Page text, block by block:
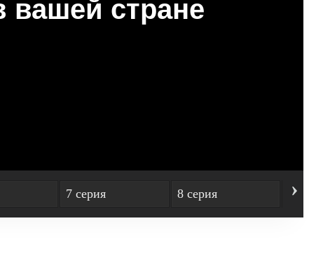
7 серия 8 серия 9
›